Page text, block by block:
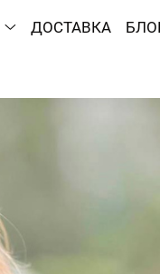
ДОСТАВКА